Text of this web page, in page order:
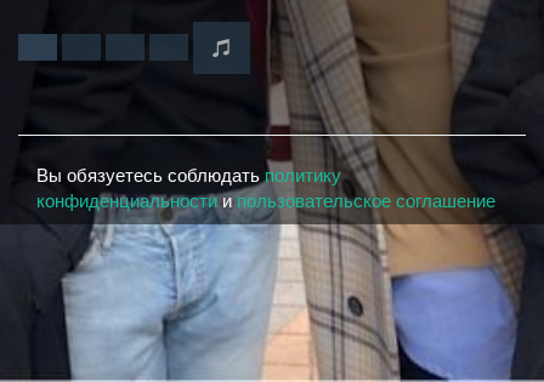
Вы обязуетесь соблюдатьполитику
конфиденциальностиипользовательское соглашение